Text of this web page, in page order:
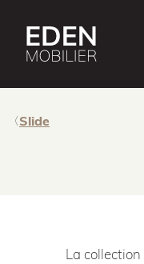
Slide
La collection